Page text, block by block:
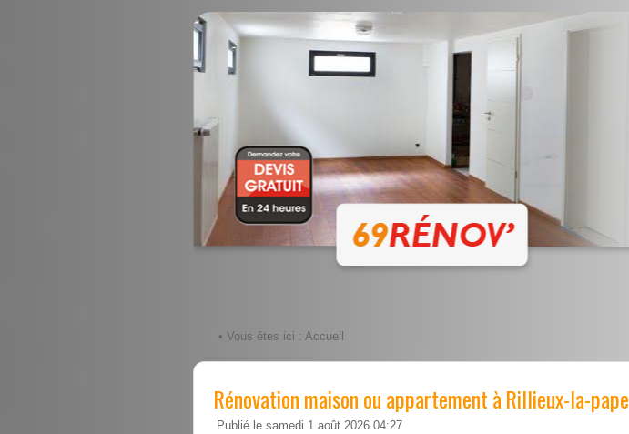
• Vous êtes ici : Accueil
Rénovation maison ou appartement à Rillieux-la-pape
Publié le samedi 1 août 2026 04:27